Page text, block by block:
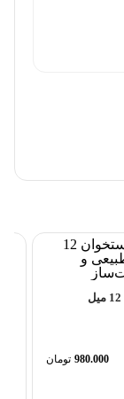
تومان 980.000